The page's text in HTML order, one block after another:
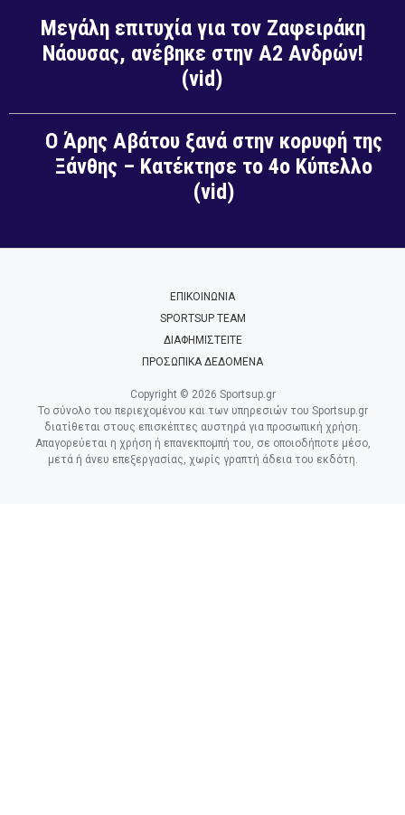
Μεγάλη επιτυχία για τον Ζαφειράκη
Νάουσας, ανέβηκε στην Α2 Ανδρών!
(vid)
Ο Άρης Αβάτου ξανά στην κορυφή της
Ξάνθης – Κατέκτησε το 4ο Κύπελλο
(vid)
ΕΠΙΚΟΙΝΩΝΙΑ
SPORTSUP TEAM
ΔΙΑΦΗΜΙΣΤΕΙΤΕ
ΠΡΟΣΩΠΙΚΑ ΔΕΔΟΜΕΝΑ
Copyright © 2026 Sportsup.gr
Το σύνολο του περιεχομένου και των υπηρεσιών του Sportsup.gr
διατίθεται στους επισκέπτες αυστηρά για προσωπική χρήση.
Απαγορεύεται η χρήση ή επανεκπομπή του, σε οποιοδήποτε μέσο,
μετά ή άνευ επεξεργασίας, χωρίς γραπτή άδεια του εκδότη.